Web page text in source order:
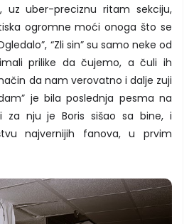
uz uber-preciznu ritam sekciju,
ogromne moći onoga što se
“Zli sin” su samo neke od
prilike da čujemo, a čuli ih
da nam verovatno i dalje zuji
je bila poslednja pesma na
za nju je Boris sišao sa bine, i
najvernijih fanova, u prvim